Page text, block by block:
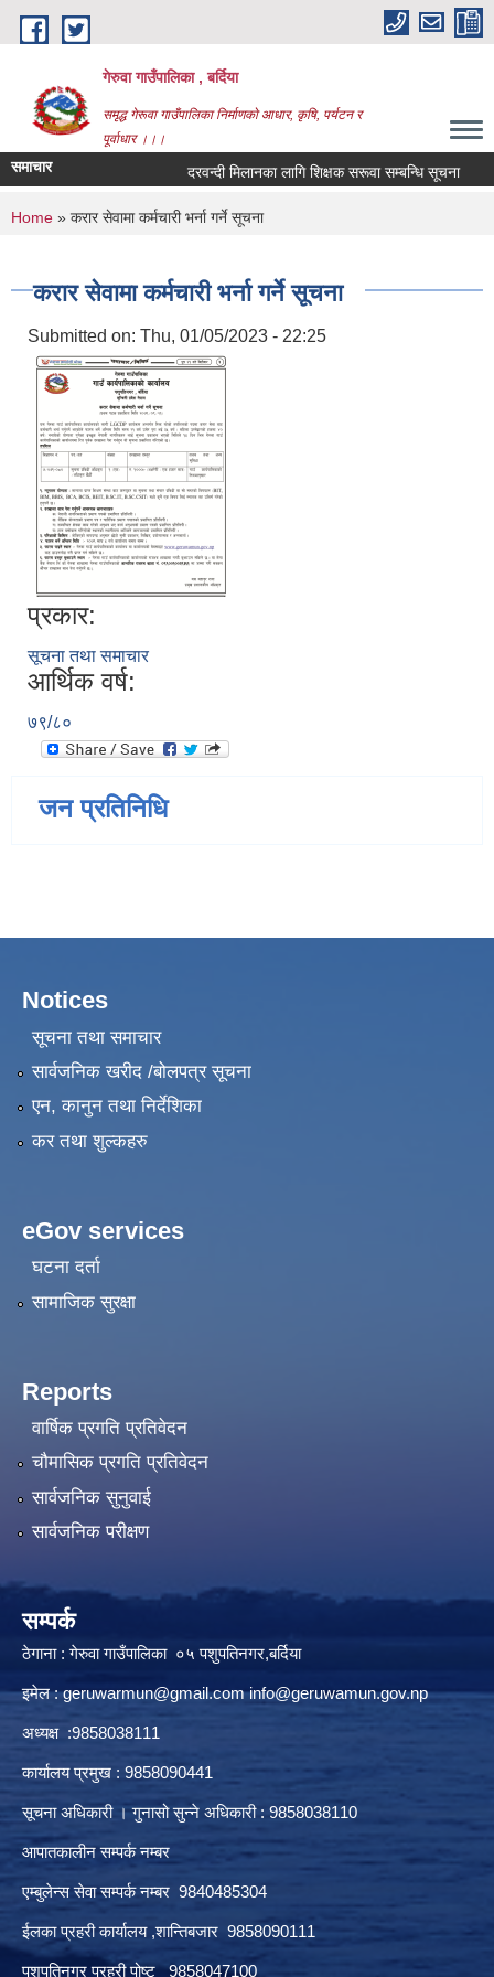
Skip to main content
गेरुवा गाउँपालिका , बर्दिया
समृद्ध गेरूवा गाउँपालिका निर्माणको आधार, कृषि, पर्यटन र
पूर्वाधार ।।।
समाचार दरवन्दी मिलानका लागि शिक्षक सरूवा सम्बन्धि सूचना
You are here
Home » करार सेवामा कर्मचारी भर्ना गर्ने सूचना
करार सेवामा कर्मचारी भर्ना गर्ने सूचना
Submitted on: Thu, 01/05/2023 - 22:25
प्रकार:
सूचना तथा समाचार
आर्थिक वर्ष:
७९/८०
जन प्रतिनिधि
Notices
सूचना तथा समाचार
सार्वजनिक खरीद /बोलपत्र सूचना
एन, कानुन तथा निर्देशिका
कर तथा शुल्कहरु
eGov services
घटना दर्ता
सामाजिक सुरक्षा
Reports
वार्षिक प्रगति प्रतिवेदन
चौमासिक प्रगति प्रतिवेदन
सार्वजनिक सुनुवाई
सार्वजनिक परीक्षण
सम्पर्क
ठेगाना : गेरुवा गाउँपालिका ०५ पशुपतिनगर,बर्दिया
इमेल :geruwarmun@gmail.com info@geruwamun.gov.np
अध्यक्ष :9858038111
कार्यालय प्रमुख : 9858090441
सूचना अधिकारी । गुनासो सुन्ने अधिकारी : 9858038110
आपातकालीन सम्पर्क नम्बर
एम्बुलेन्स सेवा सम्पर्क नम्बर 9840485304
ईलका प्रहरी कार्यालय ,शान्तिबजार 9858090111
पशुपतिनगर प्रहरी पोष्ट 9858047100